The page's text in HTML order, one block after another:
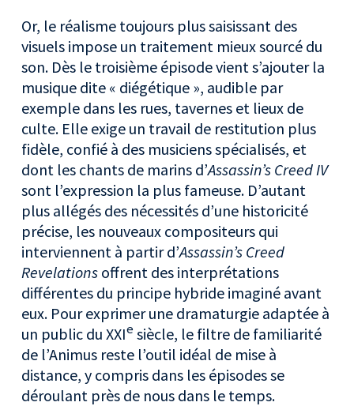
Or, le réalisme toujours plus saisissant des
visuels impose un traitement mieux sourcé du
son. Dès le troisième épisode vient s’ajouter la
musique dite « diégétique », audible par
exemple dans les rues, tavernes et lieux de
culte. Elle exige un travail de restitution plus
fidèle, confié à des musiciens spécialisés, et
dont les chants de marins d’Assassin’s Creed IV
sont l’expression la plus fameuse. D’autant
plus allégés des nécessités d’une historicité
précise, les nouveaux compositeurs qui
interviennent à partir d’Assassin’s Creed
Revelations offrent des interprétations
différentes du principe hybride imaginé avant
eux. Pour exprimer une dramaturgie adaptée à
un public du XXIe siècle, le filtre de familiarité
de l’Animus reste l’outil idéal de mise à
distance, y compris dans les épisodes se
déroulant près de nous dans le temps.